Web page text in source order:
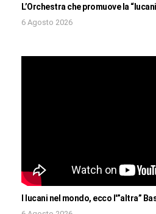
L’Orchestra che promuove la
6 Agosto 2026
I lucani nel mondo, ecco l'”altra”